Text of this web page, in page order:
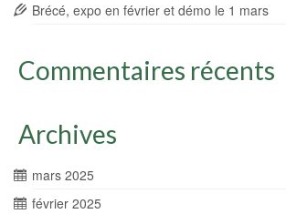
Brécé, expo en février et démo le 1 mars
Commentaires récents
Archives
mars 2025
février 2025